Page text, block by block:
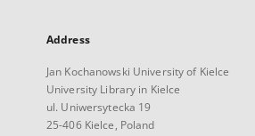
Address
Jan Kochanowski University of Kielce
University Library in Kielce
ul. Uniwersytecka 19
25-406 Kielce, Poland